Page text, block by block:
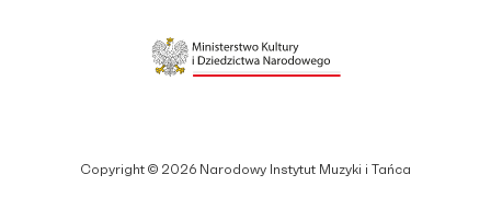
Copyright © 2026 Narodowy Instytut Muzyki i Tańca